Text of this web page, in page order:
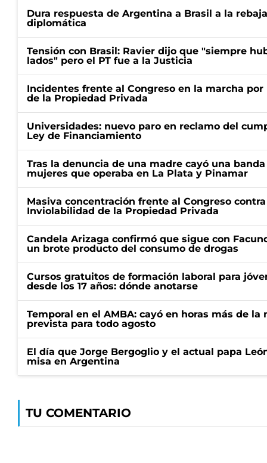
Dura respuesta de Argentina a Brasil a la
diplomática
Tensión con Brasil: Ravier dijo que "siempre
lados" pero el PT fue a la Justicia
Incidentes frente al Congreso en la marcha
de la Propiedad Privada
Universidades: nuevo paro en reclamo del
Ley de Financiamiento
Tras la denuncia de una madre cayó una
mujeres que operaba en La Plata y Pinamar
Masiva concentración frente al Congreso
Inviolabilidad de la Propiedad Privada
Candela Arizaga confirmó que sigue con
un brote producto del consumo de drogas
Cursos gratuitos de formación laboral para
desde los 17 años: dónde anotarse
Temporal en el AMBA: cayó en horas más de
prevista para todo agosto
El día que Jorge Bergoglio y el actual papa
misa en Argentina
TU COMENTARIO